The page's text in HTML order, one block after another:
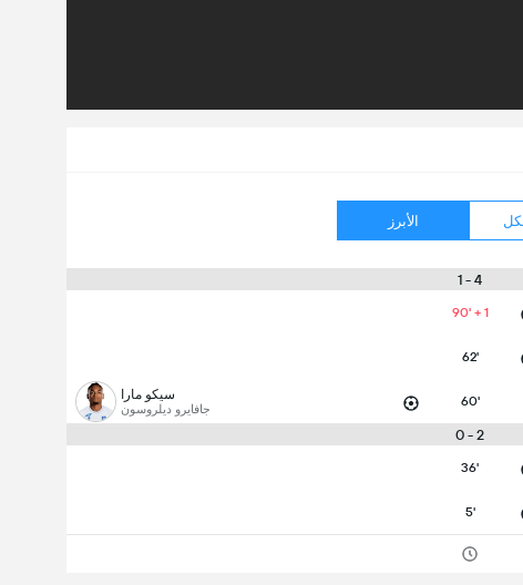
الأبرز
4 - 1
90' + 1
62'
60' سيكو مارا
جافايرو ديلروسون
2 - 0
36'
5'